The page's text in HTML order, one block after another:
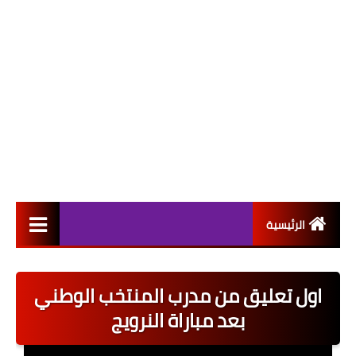
الرئيسية
اخبار القطاع العام
اخبار القطاع الخاص
اول تعليق من مدرب المنتخب الوطني
بعد مباراة النرويج